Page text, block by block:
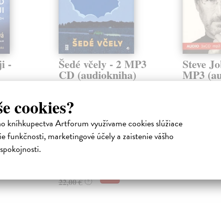
cookies?
kníhkupectva Artforum využívame cookies slúžiace
funkčnosti, marketingové účely a zaistenie vášho
-
a
20...
Šedé včely - 2 MP3
CD (audiokniha)
Malá Starohradivka, vesnice o
třech ulicích, leží v šedé zóně, na
ukrajinském Donbasu, na území
niko...
22,00 € ?
Steve
MP3
zakladatele
(formát mp3).
Zasielame